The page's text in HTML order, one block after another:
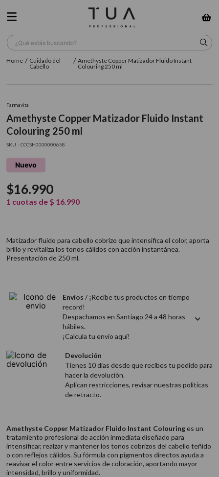
¿Qué estás buscando?
Cuidado del
Cabello
Amethyste Copper Matizador Fluido Instant
Colouring 250 ml
Farmavita
Amethyste Copper Matizador Fluido Instant
Colouring 250 ml
: CCCSH0000000658
Nuevo
$16.990
1 cuotas de $ 16.990
Matizador fluido para cabello cobrizo que intensifica el color, aporta
brillo y revitaliza los tonos cálidos con acción instantánea.
Presentación de 250 ml.
Envíos / ¡Recibe tus productos en tiempo
record!
Despachamos en Santiago 24 a 48 horas
hábiles.
¡Calcula tu envío aquí!
Devolución
Tienes 10 días desde que recibes tu pedido para
hacer la devolución.
Aplican restricciones, revisar nuestras politicas
de retracto.
Amethyste Copper Matizador Fluido Instant Colouringes un
tratamiento profesional de acción inmediata diseñado para
intensificar, realzar y mantener los tonos cobrizos del cabello teñido
o con reflejos cálidos. Su fórmula con pigmentos directos ayuda a
reavivar el color entre servicios de coloración, aportando mayor
intensidad, brillo y uniformidad.
TÉRMINOS MÁS BUSCADOS
2.
3. farmavita
shampoo
5. cepillo
6. gama
7. secador
8 . loreal
10. protector térmico